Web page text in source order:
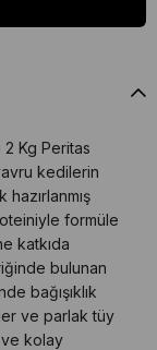
2 Kg Peritas
kedilerin
formüle
katkıda
bulunan
bağışıklık
ve parlak tüy
ve kolay